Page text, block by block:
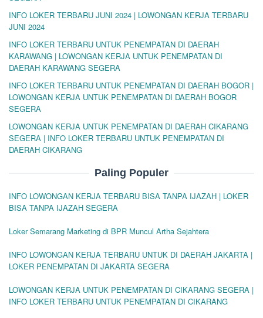
INFO LOKER TERBARU JUNI 2024 | LOWONGAN KERJA TERBARU
JUNI 2024
INFO LOKER TERBARU UNTUK PENEMPATAN DI DAERAH
KARAWANG | LOWONGAN KERJA UNTUK PENEMPATAN DI
DAERAH KARAWANG SEGERA
INFO LOKER TERBARU UNTUK PENEMPATAN DI DAERAH BOGOR |
LOWONGAN KERJA UNTUK PENEMPATAN DI DAERAH BOGOR
SEGERA
LOWONGAN KERJA UNTUK PENEMPATAN DI DAERAH CIKARANG
SEGERA | INFO LOKER TERBARU UNTUK PENEMPATAN DI
DAERAH CIKARANG
Paling Populer
INFO LOWONGAN KERJA TERBARU BISA TANPA IJAZAH | LOKER
BISA TANPA IJAZAH SEGERA
Loker Semarang Marketing di BPR Muncul Artha Sejahtera
INFO LOWONGAN KERJA TERBARU UNTUK DI DAERAH JAKARTA |
LOKER PENEMPATAN DI JAKARTA SEGERA
LOWONGAN KERJA UNTUK PENEMPATAN DI CIKARANG SEGERA |
INFO LOKER TERBARU UNTUK PENEMPATAN DI CIKARANG